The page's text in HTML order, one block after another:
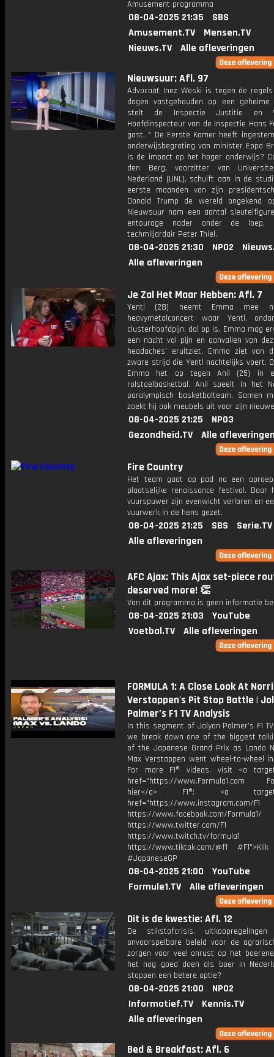
Amusement programma
08-04-2025 21:35
SBS
Amusement.TV
Mensen.TV
Nieuws.TV
Alle afleveringen
Nieuwsuur: Afl. 97
Advocaat Inez Weski is tegen de
dagen vastgehouden op een geheime
stelt de Inspectie Justitie en
Hoofdinspecteur van de Inspectie Hans
gast. * De Eerste Kamer heeft
onderwijsbegroting van minister Eppo
is de impact op het hoger onderwijs?
den Berg, voorzitter van
Nederland (UNL), schuift aan in de
eerste maanden van zijn
Donald Trump de wereld ongekend
Nieuwsuur nam een aantal
entourage nader onder de loep.
techmiljardair Peter Thiel.
08-04-2025 21:30 NPO2
Alle afleveringen
Je Zal Het Maar Hebben: Afl. 7
Yentl (28) neemt Emma mee
heavymetalconcert waar Yentl,
clusterhoofdpijn, dol op is. Emma mag
een nacht vol pijn en aanvallen van
headaches' eruitziet. Emma ziet van
zware strijd die Yentl nachtelijks voert.
Emma het op tegen Anil (25) in
rolstoelbasketbal. Anil speelt in het
paralympisch basketbalteam. Samen
zoekt hij ook meubels uit voor zijn
08-04-2025 21:25
NPO3
Gezondheid.TV
Alle
Fire Country
Het team gaat op pad na een
plaatselijke renaissance festival. Daar
vuurspuwer zijn evenwicht verloren en
vuurwerk in de hens gezet.
08-04-2025 21:25 SBS
Serie.TV
Alle afleveringen
AFC Ajax: This Ajax set-piece
deserved more! 👏
Van dit programma is geen informatie
08-04-2025 21:03
YouTube
Voetbal.TV
Alle afleveringen
FORMULA 1: A Close Look At
Verstappen's Pit Stop Battle |
Palmer’s F1 TV Analysis
In this segment of Jolyon Palmer’s F1
we break down one of the biggest
of the Japanese Grand Prix as Lando
Max Verstappen went wheel-to-wheel
For more F1® videos, visit <a
href="https://www.Formula1.com
hier</a> F1®: <a
href="https://www.instagram.com/F1
https://www.facebook.com/Formula1/
https://www.twitter.com/F1
https://www.twitch.tv/formula1
https://www.tiktok.com/@f1
#JapaneseGP
08-04-2025 21:00
YouTube
Formule1.TV
Alle afleveringen
Dit is de kwestie: Afl. 12
De stikstofcrisis,
onvoorspelbare beleid voor de
zorgen voor veel onrust op het
het nog goed doen als boer in
stoppen een betere optie?
08-04-2025 21:00
NPO2
Informatief.TV
Kennis.TV
Alle afleveringen
Bed & Breakfast: Afl. 6